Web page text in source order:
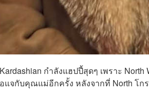
กำลังแฮปปี้สุดๆ เพราะ
จกับคุณแม่อีกครั้ง หลังจากที่ North โก